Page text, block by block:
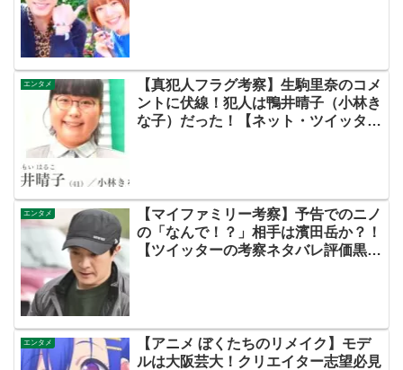
エンタメ
【真犯人フラグ考察】生駒里奈のコメ
ントに伏線！犯人は鴨井晴子（小林き
な子）だった！【ネット・ツイッター
エンタメ
【マイファミリー考察】予告でのニノ
の「なんで！？」相手は濱田岳か？！
【ツイッターの考察ネタバレ評価黒幕
エンタメ
【アニメ ぼくたちのリメイク】モデ
ルは大阪芸大！クリエイター志望必見